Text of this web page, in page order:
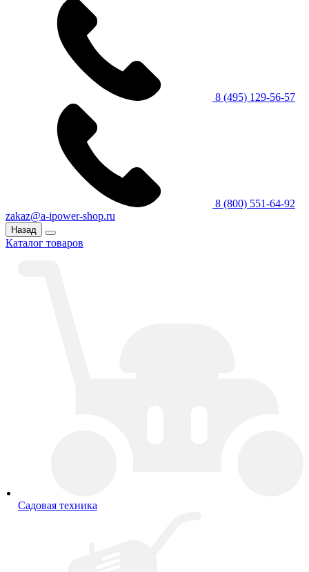
8 (495) 129-56-57
8 (800) 551-64-92
zakaz@a-ipower-shop.ru
Назад
Каталог товаров
Садовая техника